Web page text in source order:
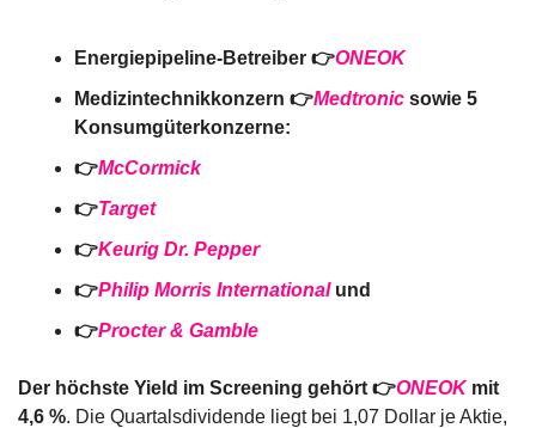
Energiepipeline-Betreiber 👉ONEOK
Medizintechnikkonzern 👉Medtronic sowie 5
Konsumgüterkonzerne:
👉McCormick
👉Target
👉Keurig Dr. Pepper
👉Philip Morris International und
👉Procter & Gamble
Der höchste Yield im Screening gehört 👉ONEOK mit
4,6 %. Die Quartalsdividende liegt bei 1,07 Dollar je Aktie,